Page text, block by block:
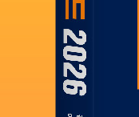
방어력｜현실을 따라
선이 보여준 흐름｜상
어서면 집값이 오른다?